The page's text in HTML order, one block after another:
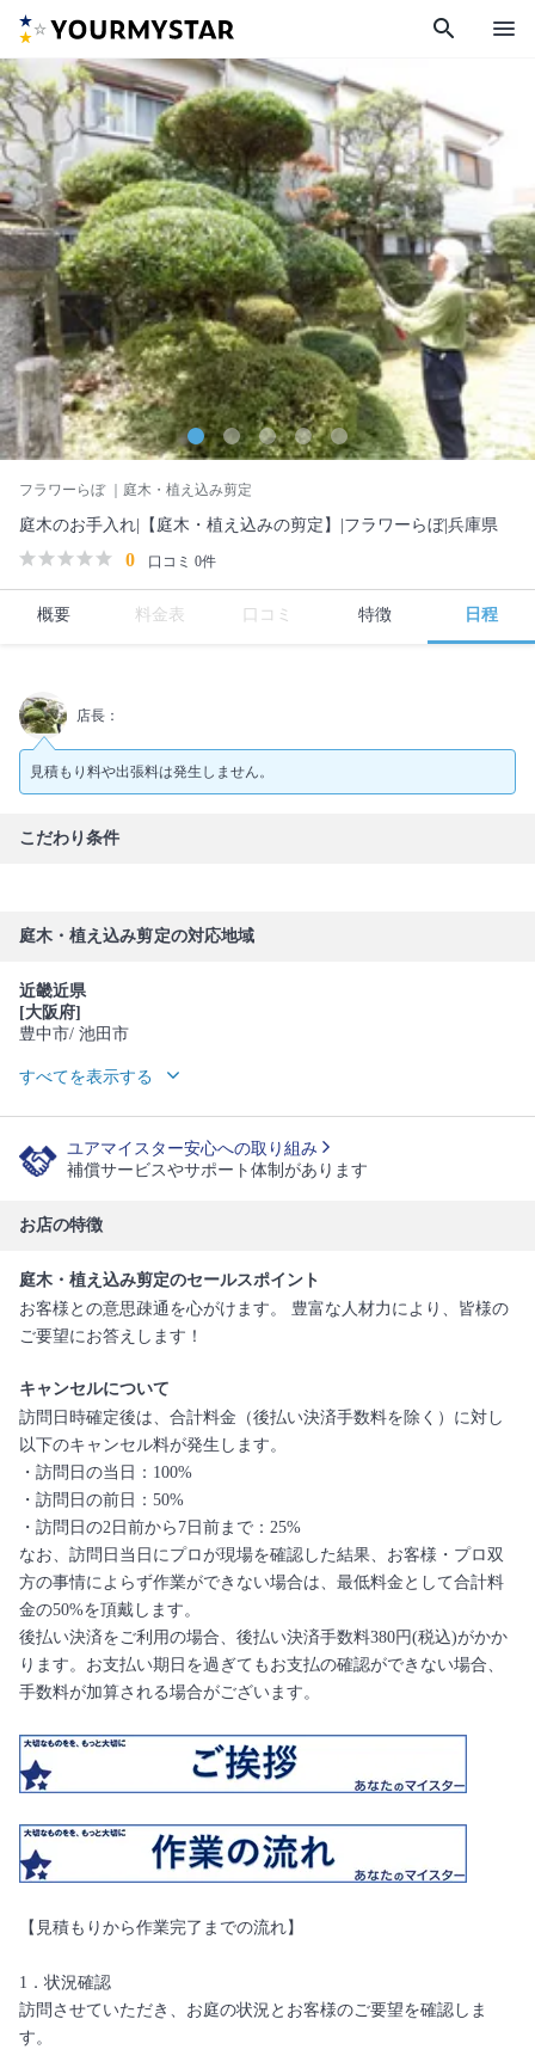
search menu
フラワーらぼ｜庭木・植え込み剪定
庭木のお手入れ|【庭木・植え込みの剪定】|フラワーらぼ|兵庫県
0 口コミ 0件
概要 料金表 口コミ 特徴 日程
店長：
見積もり料や出張料は発生しません。
こだわり条件
庭木・植え込み剪定の対応地域
近畿近県
[大阪府]
豊中市/ 池田市
すべてを表示する
ユアマイスター安心への取り組み
補償サービスやサポート体制があります
お店の特徴
庭木・植え込み剪定のセールスポイント
お客様との意思疎通を心がけます。 豊富な人材力により、皆様の
ご要望にお答えします！
キャンセルについて
訪問日時確定後は、合計料金（後払い決済手数料を除く）に対し
以下のキャンセル料が発生します。
・訪問日の当日：100%
・訪問日の前日：50%
・訪問日の2日前から7日前まで：25%
なお、訪問日当日にプロが現場を確認した結果、お客様・プロ双
方の事情によらず作業ができない場合は、最低料金として合計料
金の50%を頂戴します。
後払い決済をご利用の場合、後払い決済手数料380円(税込)がかか
ります。お支払い期日を過ぎてもお支払の確認ができない場合、
手数料が加算される場合がございます。
【見積もりから作業完了までの流れ】
1．状況確認
訪問させていただき、お庭の状況とお客様のご要望を確認しま
す。